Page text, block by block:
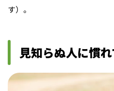
す）。
見知らぬ人に慣